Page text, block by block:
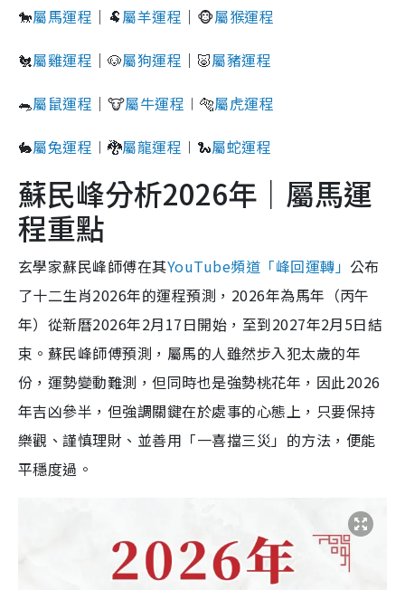
🐎屬馬運程 ｜🐏屬羊運程 ｜🐵屬猴運程
🐔屬雞運程 ｜🐶屬狗運程 ｜🐷屬豬運程
🐀屬鼠運程 ｜🐮屬牛運程 ︱🐅屬虎運程
🐇屬兔運程 ︱🐉屬龍運程 ︱🐍屬蛇運程
蘇民峰分析2026年｜屬馬運
程重點
玄學家蘇民峰師傅在其YouTube頻道「峰回運轉」 公布
了十二生肖2026年的運程預測，2026年為馬年（丙午
年）從新曆2026年2月17日開始，至到2027年2月5日結
束。蘇民峰師傅預測，屬馬的人雖然步入犯太歲的年
份，運勢變動難測，但同時也是強勢桃花年，因此2026
年吉凶參半，但強調關鍵在於處事的心態上，只要保持
樂觀、謹慎理財、並善用「一喜擋三災」的方法，便能
平穩度過。